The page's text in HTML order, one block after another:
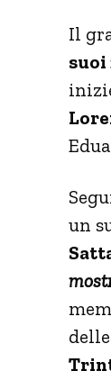
Il
un